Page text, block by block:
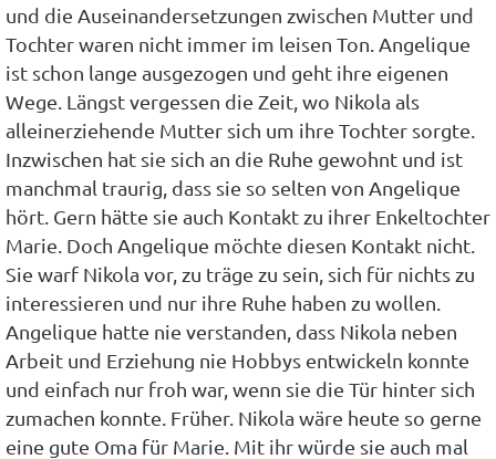
und die Auseinandersetzungen zwischen Mutter und
Tochter waren nicht immer im leisen Ton. Angelique
ist schon lange ausgezogen und geht ihre eigenen
Wege. Längst vergessen die Zeit, wo Nikola als
alleinerziehende Mutter sich um ihre Tochter sorgte.
Inzwischen hat sie sich an die Ruhe gewohnt und ist
manchmal traurig, dass sie so selten von Angelique
hört. Gern hätte sie auch Kontakt zu ihrer Enkeltochter
Marie. Doch Angelique möchte diesen Kontakt nicht.
Sie warf Nikola vor, zu träge zu sein, sich für nichts zu
interessieren und nur ihre Ruhe haben zu wollen.
Angelique hatte nie verstanden, dass Nikola neben
Arbeit und Erziehung nie Hobbys entwickeln konnte
und einfach nur froh war, wenn sie die Tür hinter sich
zumachen konnte. Früher. Nikola wäre heute so gerne
eine gute Oma für Marie. Mit ihr würde sie auch mal